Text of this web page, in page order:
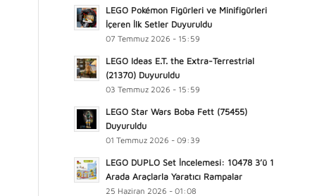
LEGO Pokémon Figürleri ve Minifigürleri
İçeren İlk Setler Duyuruldu
07 Temmuz 2026 - 15:59
LEGO Ideas E.T. the Extra-Terrestrial
(21370) Duyuruldu
03 Temmuz 2026 - 15:59
LEGO Star Wars Boba Fett (75455)
Duyuruldu
01 Temmuz 2026 - 09:39
LEGO DUPLO Set İncelemesi: 10478 3’ü 1
Arada Araçlarla Yaratıcı Rampalar
25 Haziran 2026 - 01:08